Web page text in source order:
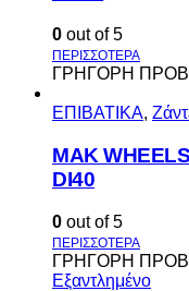
0 out of 5
ΓΡΗΓΟΡΗ
ΕΠΙΒΑΤΙΚΑ,
MAK
DI40
0 out of 5
ΓΡΗΓΟΡΗ
Εξαντλημένο